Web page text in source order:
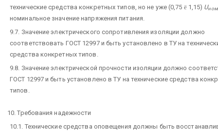
технические средства конкретных типов, но не уже (0,75 ё1,15) Uном
номинальное значение напряжения питания.
9.7. Значение электрического сопротивления изоляции должно
соответствовать ГОСТ 12997 и быть установлено в ТУ на
средства конкретных типов.
9.8. Значение электрической прочности изоляции должно
ГОСТ 12997 и быть установлено в ТУ на технические средства
типов.
10. Требования надежности
10.1. Технические средства оповещения должны быть